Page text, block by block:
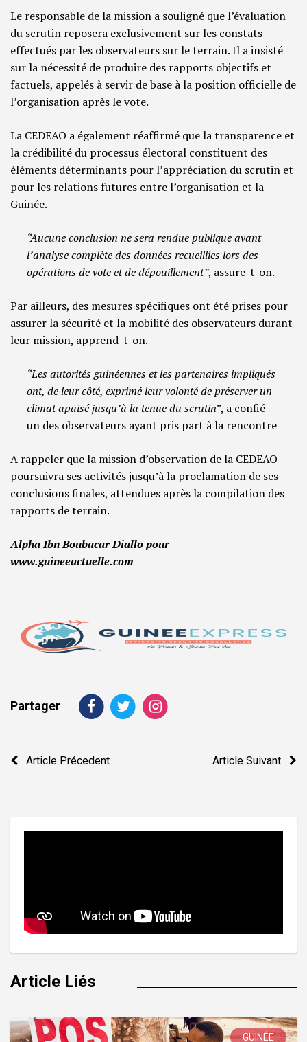
Le responsable de la mission a souligné que l’évaluation
du scrutin reposera exclusivement sur les constats
effectués par les observateurs sur le terrain. Il a insisté
sur la nécessité de produire des rapports objectifs et
factuels, appelés à servir de base à la position officielle de
l’organisation après le vote.
La CEDEAO a également réaffirmé que la transparence et
la crédibilité du processus électoral constituent des
éléments déterminants pour l’appréciation du scrutin et
pour les relations futures entre l’organisation et la
Guinée.
“Aucune conclusion ne sera rendue publique avant
l’analyse complète des données recueillies lors des
opérations de vote et de dépouillement”, assure-t-on.
Par ailleurs, des mesures spécifiques ont été prises pour
assurer la sécurité et la mobilité des observateurs durant
leur mission, apprend-t-on.
“Les autorités guinéennes et les partenaires impliqués
ont, de leur côté, exprimé leur volonté de préserver un
climat apaisé jusqu’à la tenue du scrutin”, a confié
un des observateurs ayant pris part à la rencontre
A rappeler que la mission d’observation de la CEDEAO
poursuivra ses activités jusqu’à la proclamation de ses
conclusions finales, attendues après la compilation des
rapports de terrain.
Alpha Ibn Boubacar Diallo pour
www.guineeactuelle.com
Partager
Navigation
Article Précedent Article Suivant
Article Liés
GUINÉE